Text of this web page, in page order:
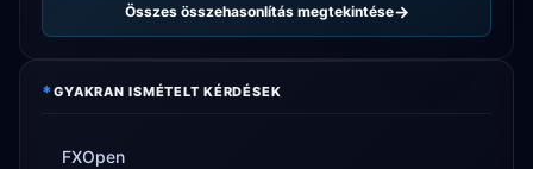
Összes összehasonlítás megtekintése
*GYAKRAN ISMÉTELT KÉRDÉSEK
FXOpen